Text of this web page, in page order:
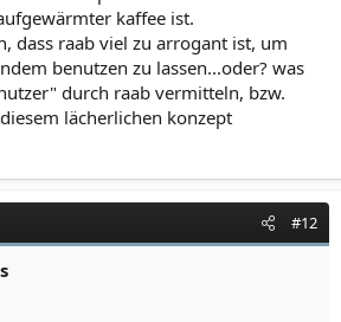
kaffee ist.
dass raab viel zu arrogant ist, um
benutzen zu lassen...oder? was
durch raab vermitteln, bzw.
lächerlichen konzept
#12